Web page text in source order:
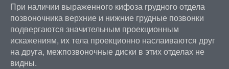
При наличии выраженного кифоза грудного отдела
позвоночника верхние и нижние грудные позвонки
подвергаются значительным проекционным
искажениям, их тела проекционно наслаиваются друг
на друга, межпозвоночные диски в этих отделах не
видны.